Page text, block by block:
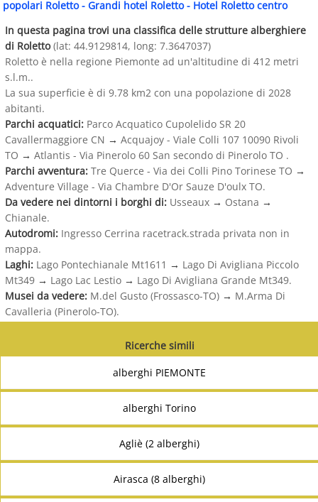
popolari Roletto- Grandi hotel Roletto- Hotel Roletto centro
In questa pagina trovi una classifica delle strutture alberghiere
di Roletto(lat: 44.9129814, long: 7.3647037)
Roletto è nella regione Piemonte ad un'altitudine di 412 metri
s.l.m..
La sua superficie è di 9.78 km2 con una popolazione di 2028
abitanti.
Parchi acquatici: Parco Acquatico Cupolelido SR 20
Cavallermaggiore CN → Acquajoy - Viale Colli 107 10090 Rivoli
TO → Atlantis - Via Pinerolo 60 San secondo di Pinerolo TO .
Parchi avventura: Tre Querce - Via dei Colli Pino Torinese TO →
Adventure Village - Via Chambre D'Or Sauze D'oulx TO.
Da vedere nei dintorni i borghi di: Usseaux → Ostana →
Chianale.
Autodromi: Ingresso Cerrina racetrack.strada privata non in
mappa.
Laghi: Lago Pontechianale Mt1611 → Lago Di Avigliana Piccolo
Mt349 → Lago Lac Lestio → Lago Di Avigliana Grande Mt349.
Musei da vedere: M.del Gusto (Frossasco-TO) → M.Arma Di
Cavalleria (Pinerolo-TO).
Ricerche simili
alberghi PIEMONTE
alberghi Torino
Agliè (2 alberghi)
Airasca (8 alberghi)